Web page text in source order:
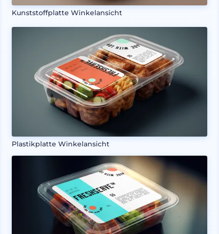
Kunststoffplatte Winkelansicht
Plastikplatte Winkelansicht